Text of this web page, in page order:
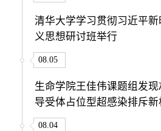
清华大学学习贯彻习近平
义思想研讨班举行
08.05
生命学院王佳伟课题组发
导受体占位型超感染排斥新
08.04